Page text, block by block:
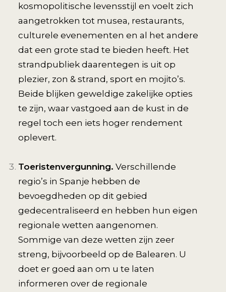
kosmopolitische levensstijl en voelt zich
aangetrokken tot musea, restaurants,
culturele evenementen en al het andere
dat een grote stad te bieden heeft. Het
strandpubliek daarentegen is uit op
plezier, zon & strand, sport en mojito’s.
Beide blijken geweldige zakelijke opties
te zijn, waar vastgoed aan de kust in de
regel toch een iets hoger rendement
oplevert.
Toeristenvergunning. Verschillende
regio’s in Spanje hebben de
bevoegdheden op dit gebied
gedecentraliseerd en hebben hun eigen
regionale wetten aangenomen.
Sommige van deze wetten zijn zeer
streng, bijvoorbeeld op de Balearen. U
doet er goed aan om u te laten
informeren over de regionale